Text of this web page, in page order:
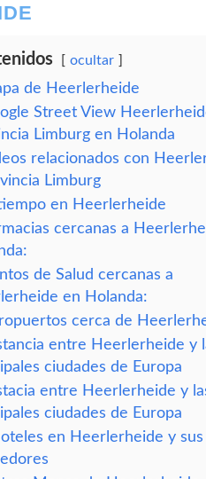
ocultar
de Heerlerheide
Street View
Limburg en Holanda
relacionados con
Limburg
en Heerlerheide
cercanas a
de Salud cercanas a
en Holanda:
cerca de
entre Heerlerheide y
ciudades de Europa
entre Heerlerheide y
ciudades de Europa
en Heerlerheide y sus